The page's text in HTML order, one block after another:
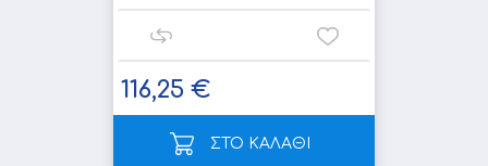
116,25 €
ΣΤΟ ΚΑΛΑΘΙ